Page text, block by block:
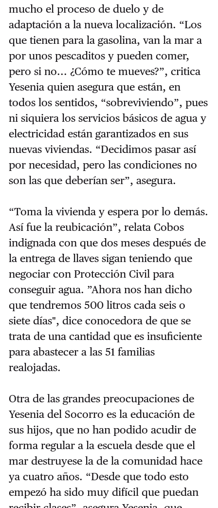
mucho el proceso de duelo y de
adaptación a la nueva localización. “Los
que tienen para la gasolina, van la mar a
por unos pescaditos y pueden comer,
pero si no... ¿Cómo te mueves?”, critica
Yesenia quien asegura que están, en
todos los sentidos, “sobreviviendo”, pues
ni siquiera los servicios básicos de agua y
electricidad están garantizados en sus
nuevas viviendas. “Decidimos pasar así
por necesidad, pero las condiciones no
son las que deberían ser”, asegura.
“Toma la vivienda y espera por lo demás.
Así fue la reubicación”, relata Cobos
indignada con que dos meses después de
la entrega de llaves sigan teniendo que
negociar con Protección Civil para
conseguir agua. ”Ahora nos han dicho
que tendremos 500 litros cada seis o
siete días", dice conocedora de que se
trata de una cantidad que es insuficiente
para abastecer a las 51 familias
realojadas.
Otra de las grandes preocupaciones de
Yesenia del Socorro es la educación de
sus hijos, que no han podido acudir de
forma regular a la escuela desde que el
mar destruyese la de la comunidad hace
ya cuatro años. “Desde que todo esto
empezó ha sido muy difícil que puedan